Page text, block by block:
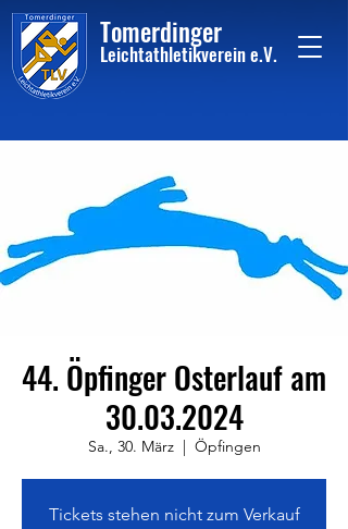
Tomerdinger
Leichtathletikvereine.V.
44. Öpfinger Osterlauf am
30.03.2024
Sa., 30. März
  |
Öpfingen
Tickets stehen nicht zum Verkauf